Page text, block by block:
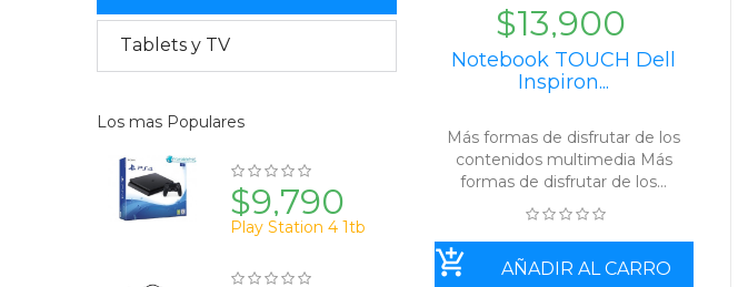
Tablets y TV
Los mas Populares
$9,790
Play Station 4 1tb
$13,900
Notebook TOUCH Dell
Inspiron...
Más formas de disfrutar de los
contenidos multimedia Más
formas de disfrutar de los...
AÑADIR AL CARRO